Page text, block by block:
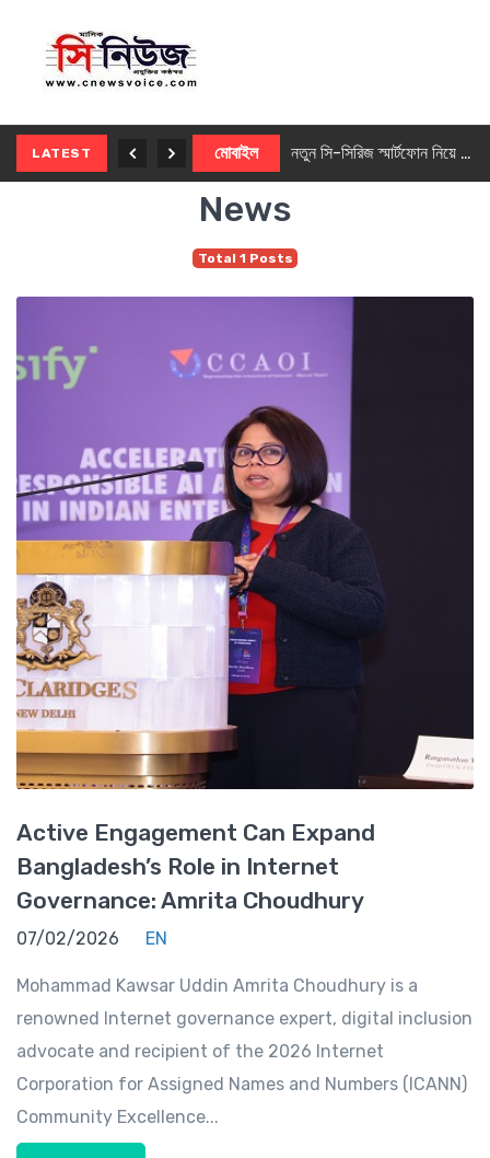
LATEST মোবাইল নতুন সি-সিরিজ স্মার্টফোন নিয়ে আসছে রিয়েলমি
News
Total 1 Posts
Active Engagement Can Expand
Bangladesh’s Role in Internet
Governance: Amrita Choudhury
07/02/2026 EN
Mohammad Kawsar Uddin Amrita Choudhury is a
renowned Internet governance expert, digital inclusion
advocate and recipient of the 2026 Internet
Corporation for Assigned Names and Numbers (ICANN)
Community Excellence...